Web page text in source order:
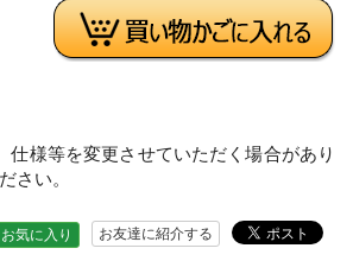
仕様等を変更させていただく場合があり
さい。
お友達に紹介する
お気に入り